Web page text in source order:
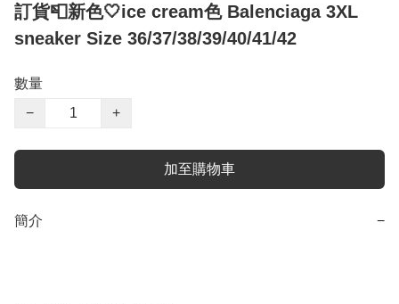
訂貨📮新色🤍ice cream色 Balenciaga 3XL
sneaker Size 36/37/38/39/40/41/42
數量
−
+
加至購物車
簡介 −